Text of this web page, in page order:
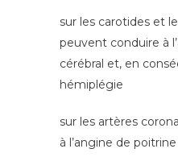
sur les carotides et
peuvent conduire à
cérébral et, en
hémiplégie
sur les artères
à l’angine de